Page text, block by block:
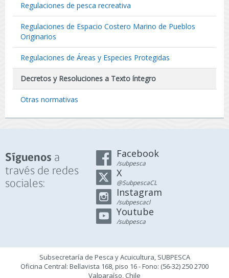
Regulaciones de pesca recreativa
Regulaciones de Espacio Costero Marino de Pueblos
Originarios
Regulaciones de Áreas y Especies Protegidas
Decretos y Resoluciones a Texto íntegro
Otras normativas
Síguenos a
través de redes
sociales:
Facebook
/subpesca
X
@SubpescaCL
Instagram
/subpescacl
Youtube
/subpesca
Subsecretaría de Pesca y Acuicultura, SUBPESCA
Oficina Central: Bellavista 168, piso 16 - Fono: (56-32) 250 2700
Valparaíso, Chile